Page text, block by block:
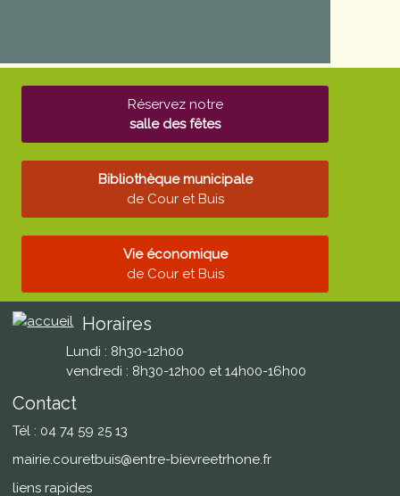
Réservez notre
salle des fêtes
Bibliothèque municipale
de Cour et Buis
Vie économique
de Cour et Buis
Horaires
Lundi : 8h30-12h00
vendredi : 8h30-12h00 et 14h00-16h00
Contact
Tél : 04 74 59 25 13
mairie.couretbuis@entre-bievreetrhone.fr
liens rapides